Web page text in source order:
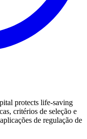
protects life-saving
critérios de seleção e
de regulação de